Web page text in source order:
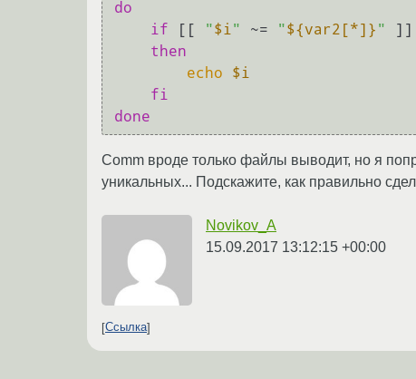
do
if [[ "$i" ~= "${var2[*]} "
]]
then
echo
$i
fi
done
Comm вроде только файлы выводит, но я
уникальных... Подскажите, как правильно
Novikov_A
15.09.2017 13:12:15 +00:00
Ссылка